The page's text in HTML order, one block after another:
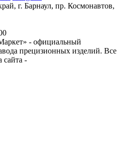
г. Барнаул, пр. Космонавтов,
- официальный
прецизионных изделий. Все
сайта -